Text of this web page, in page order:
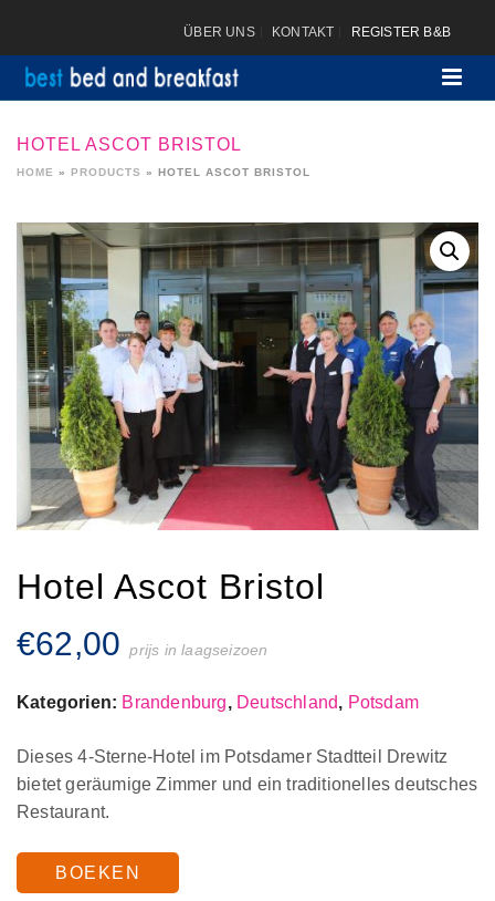
ÜBER UNS KONTAKT REGISTER B&B
HOTEL ASCOT BRISTOL
HOME » PRODUCTS » HOTEL ASCOT BRISTOL
Hotel Ascot Bristol
€62,00 prijs in laagseizoen
Kategorien: Brandenburg, Deutschland, Potsdam
Dieses 4-Sterne-Hotel im Potsdamer Stadtteil Drewitz
bietet geräumige Zimmer und ein traditionelles deutsches
Restaurant.
BOEKEN